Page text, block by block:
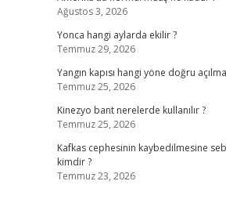
Ağustos 3, 2026
Yonca hangi aylarda ekilir ?
Temmuz 29, 2026
Yangın kapısı hangi yöne doğru
Temmuz 25, 2026
Kinezyo bant nerelerde kullanılır ?
Temmuz 25, 2026
Kafkas cephesinin kaybedilmesine
kimdir ?
Temmuz 23, 2026